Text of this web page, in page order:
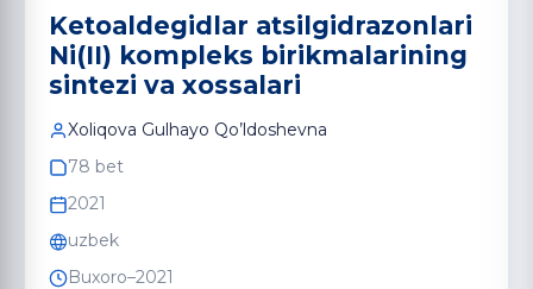
Ketoaldegidlar atsilgidrazonlari
Ni(II) kompleks birikmalarining
sintezi va xossalari
Xoliqova Gulhayo Qo’ldoshevna
78 bet
2021
uzbek
Buxoro–2021